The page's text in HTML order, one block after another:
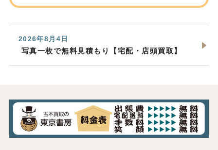
2026年8月4日
写真一枚で無料見積もり【宅配・店頭買取】